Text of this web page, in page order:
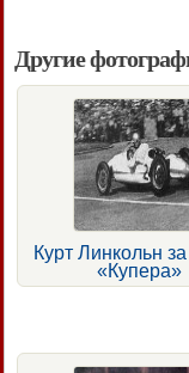
Другие
Курт Линкольн
«Купера»